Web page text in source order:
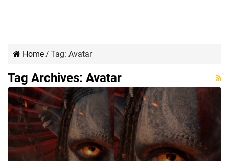
Home/ Tag: Avatar
Tag Archives: Avatar